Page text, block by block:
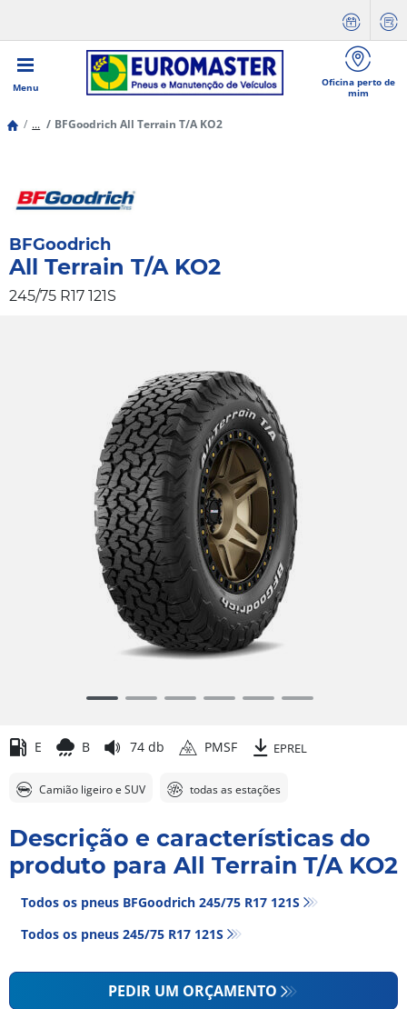
Menu
Oficina perto de
mim
... BFGoodrich All Terrain T/A KO2
BFGoodrich
All Terrain T/A KO2
245/75 R17 121S
6E B 74 db PMSF EPREL
Camião ligeiro e SUV todas as estações
Descrição e características do
produto para All Terrain T/A KO2
Todos os pneus BFGoodrich 245/75 R17 121S
Todos os pneus‎ 245/75 R17 121S
PEDIR UM ORÇAMENTO